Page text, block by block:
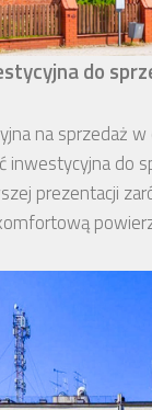
do
na sprzedaż
inwestycyjna do
prezentacji